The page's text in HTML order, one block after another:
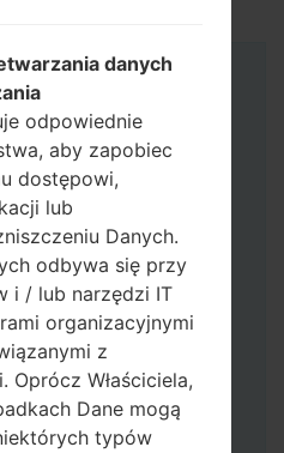
danych
odpowiednie
aby zapobiec
dostępowi,
lub
Danych.
odbywa się przy
i / lub narzędzi IT
organizacyjnymi
z
Oprócz Właściciela,
Dane mogą
typów